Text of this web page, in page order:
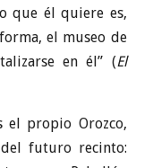
que él quiere es,
el museo de
en él” (El
el propio Orozco,
futuro recinto: